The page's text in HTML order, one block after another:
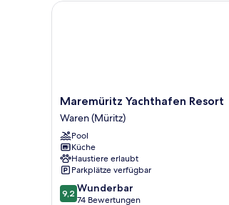
Maremüritz
Yachthafen
Resort
Waren
(Müritz)
Maremüritz Yachthafen Resort
Waren (Müritz)
Pool
Küche
Haustiere erlaubt
Parkplätze verfügbar
9.2
von
9,2 Wunderbar
74 Bewertungen
Maremüritz Yachthafen Resort